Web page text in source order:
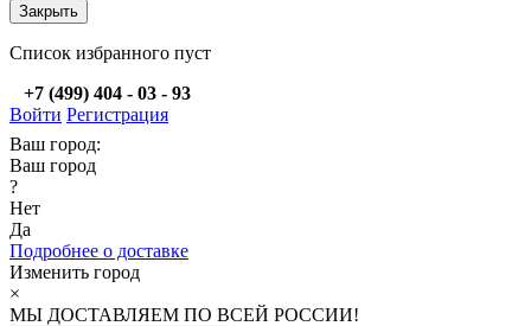
Закрыть
Список избранного пуст
+7 (499) 404 - 03 - 93
Войти Регистрация
Ваш город:
Ваш город
?
Нет
Да
Подробнее о доставке
Изменить город
×
МЫ ДОСТАВЛЯЕМ ПО ВСЕЙ РОССИИ!